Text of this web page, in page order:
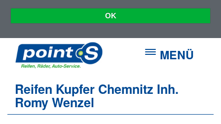
OK
MENÜ
Reifen Kupfer Chemnitz Inh.
Romy Wenzel